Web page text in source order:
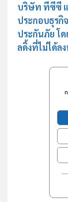
บริษัท ทีซีซี แ
ประกอบธุรกิ
ประกันภัย โ
ลดิ้งที่ไม่ได้ล